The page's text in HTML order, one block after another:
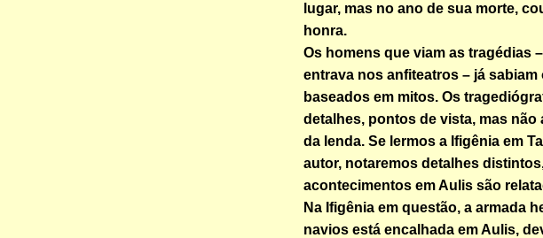
lugar, mas no ano de sua morte,
honra.
Os homens que viam as tragédias
entrava nos anfiteatros – já sabiam
baseados em mitos. Os
detalhes, pontos de vista, mas não
da lenda. Se lermos a Ifigênia em
autor, notaremos detalhes
acontecimentos em Aulis são
Na Ifigênia em questão, a armada
navios está encalhada em Aulis,